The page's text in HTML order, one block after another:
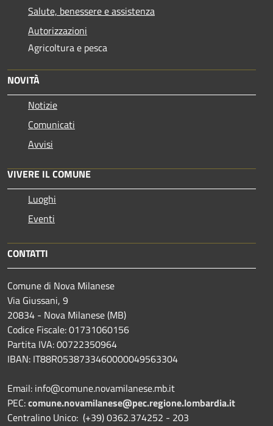
Salute, benessere e assistenza
Autorizzazioni
Agricoltura e pesca
NOVITÀ
Notizie
Comunicati
Avvisi
VIVERE IL COMUNE
Luoghi
Eventi
CONTATTI
Comune di Nova Milanese
Via Giussani, 9
20834 - Nova Milanese (MB)
Codice Fiscale: 01731060156
Partita IVA: 00722350964
IBAN: IT88R0538733460000049563304
Email: info@comune.novamilanese.mb.it
PEC:comune.novamilanese@pec.regione.lombardia.it
Centralino Unico: (+39) 0362.374252 - 203